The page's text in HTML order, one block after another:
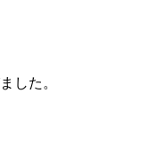
した。